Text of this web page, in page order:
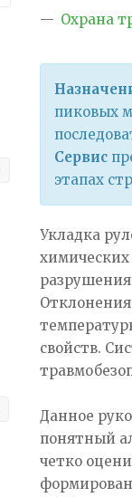
Охрана
пиковых
Сервис
этапах
Укладка
свойств.
Данное
понятный
четко